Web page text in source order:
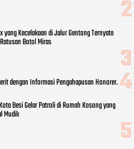
yang Kecelakaan di Jalur Gentong Ternyata
Botol Miras
dengan Informasi Pengahapusan Honorer.
Besi Gelar Patroli di Rumah Kosong yang
Mudik